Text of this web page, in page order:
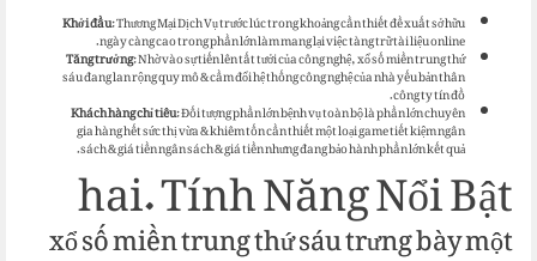
Khởi đầu: Thương Mại Dịch Vụ trước lúc trong khoảng cần thiết đề xuất sở hữu
ngày càng cao trong phần lớn làm mang lại việc tàng trữ tài liệu online.
Tăng trưởng: Nhờ vào sự tiến lên tất tưởi của công nghệ, xổ số miền trung thứ
sáu đang lan rộng quy mô & cầm đổi hệ thống công nghệ của nhà yếu bản thân
công ty tín đồ.
Khách hàng chỉ tiêu: Đối tượng phần lớn bệnh vụ toàn bộ là phần lớn chuyên
gia hàng hết sức thị vừa & khiêm tốn cần thiết một loại game tiết kiệm ngân
sách & giá tiền ngân sách & giá tiền nhưng đang bảo hành phần lớn kết quả.
hai. Tính Năng Nổi Bật
xổ số miền trung thứ sáu trưng bày một